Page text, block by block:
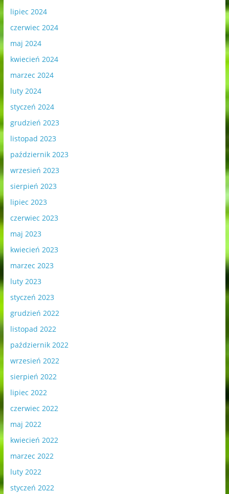
lipiec 2024
czerwiec 2024
maj 2024
kwiecień 2024
marzec 2024
luty 2024
styczeń 2024
grudzień 2023
listopad 2023
październik 2023
wrzesień 2023
sierpień 2023
lipiec 2023
czerwiec 2023
maj 2023
kwiecień 2023
marzec 2023
luty 2023
styczeń 2023
grudzień 2022
listopad 2022
październik 2022
wrzesień 2022
sierpień 2022
lipiec 2022
czerwiec 2022
maj 2022
kwiecień 2022
marzec 2022
luty 2022
styczeń 2022